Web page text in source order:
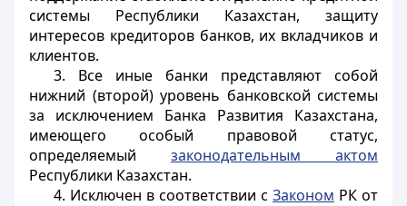
системы Республики Казахстан, защиту
интересов кредиторов банков, их вкладчиков и
клиентов.
3. Все иные банки представляют собой
нижний (второй) уровень банковской системы
за исключением Банка Развития Казахстана,
имеющего особый правовой статус,
определяемый законодательным актом
Республики Казахстан.
4. Исключен в соответствии с Законом РК от